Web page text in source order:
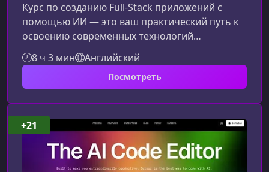
Курс по созданию Full-Stack приложений с
помощью ИИ — это ваш практический путь к
освоению современных технологий
разработки. Материал подходит как новичкам,
так и разработчикам, желающим улучшить
навыки и научиться строить полноценные
интеллекта.Что вас ждёт в курсеПрограмма
курса построена так, чтобы шаг за шагом
провести вас от основ до создания сложных
AI‑приложений. Вы изучите ключевые
технологии,
8 ч 3 мин Английский
Посмотреть
+21